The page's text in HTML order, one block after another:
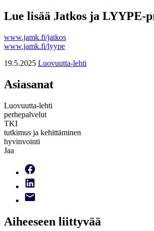
Lue lisää Jatkos ja LYYPE-
www.jamk.fi/jatkos
www.jamk.fi/lyype
19.5.2025 Luovuutta-lehti
Asiasanat
Luovuutta-lehti
perhepalvelut
TKI
tutkimus ja kehittäminen
hyvinvointi
Jaa
Aiheeseen liittyvää